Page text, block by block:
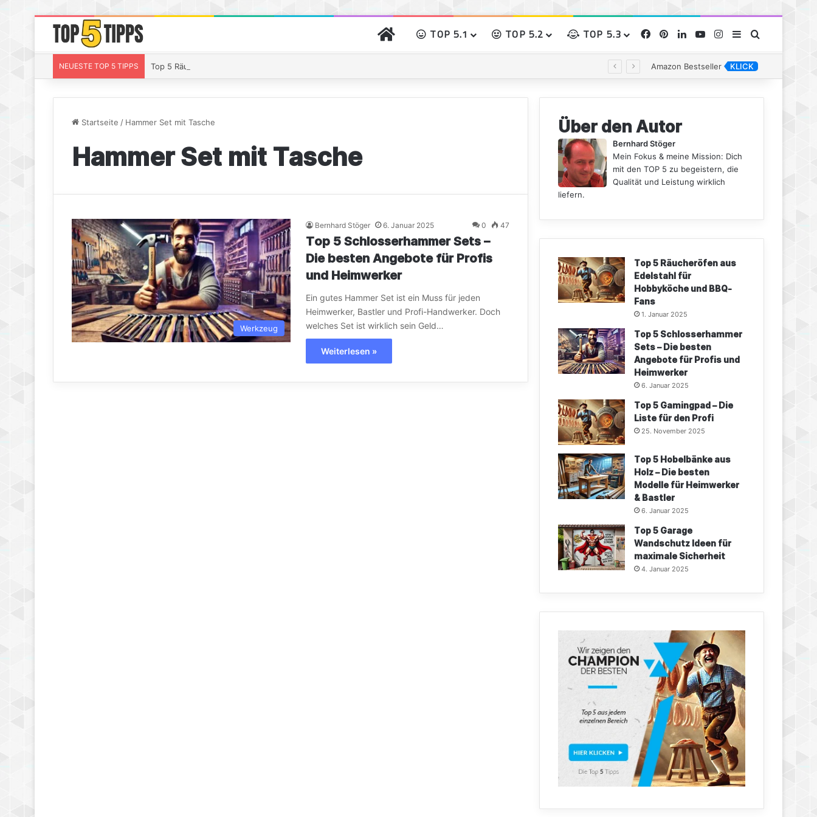
START TOP 5.1 TOP 5.2 TOP 5.3 Facebook
PinterestLinkedInYouTubeInstagram
Sidebar
NEUESTE TOP 5 TIPPS Top 5 Räucherchips Whiskey – So gibst Du Deinem Grillgut das perfekte Raucharoma Amazon Bestseller KLICK
Startseite / Hammer Set mit Tasche
Hammer Set mit Tasche
Werkzeug
Bernhard Stöger 6. Januar 2025 0 47
Top 5 Schlosserhammer Sets –
Die besten Angebote für Profis
und Heimwerker
Ein gutes Hammer Set ist ein Muss für jeden
Heimwerker, Bastler und Profi-Handwerker. Doch
welches Set ist wirklich sein Geld…
Weiterlesen »
Über den Autor
Bernhard Stöger
Mein Fokus & meine Mission: Dich
mit den TOP 5 zu begeistern, die
Qualität und Leistung wirklich
liefern.
Top 5 Räucheröfen aus
Edelstahl für
Hobbyköche und BBQ-
Fans
1. Januar 2025
Top 5 Schlosserhammer
Sets – Die besten
Angebote für Profis und
Heimwerker
6. Januar 2025
Top 5 Gamingpad – Die
Liste für den Profi
25. November 2025
Top 5 Hobelbänke aus
Holz – Die besten
Modelle für Heimwerker
& Bastler
6. Januar 2025
Top 5 Garage
Wandschutz Ideen für
maximale Sicherheit
4. Januar 2025